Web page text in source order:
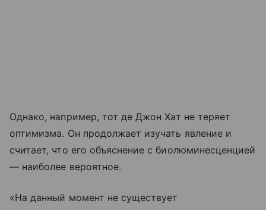
Однако, например, тот де Джон Хат не теряет
оптимизма. Он продолжает изучать явление и
считает, что его объяснение с биолюминесценцией
— наиболее вероятное.
«На данный момент не существует